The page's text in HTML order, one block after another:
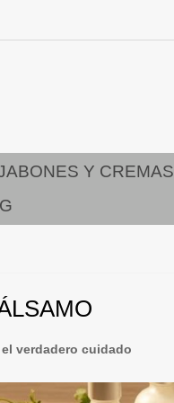
Y CREMAS
verdadero cuidado